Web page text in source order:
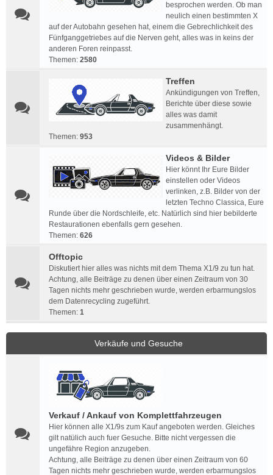
besprochen werden. Ob man
neulich einen bestimmten X
auf der Autobahn gesehen hat, einem die Gebrechlichkeit des
Fünfganggetriebes auf die Nerven geht, alles was in keins der
anderen Foren reinpasst.
Themen: 2580
Treffen
Ankündigungen von Treffen,
Berichte über diese sowie
alles was damit
zusammenhängt.
Themen: 953
Videos & Bilder
Hier könnt Ihr Eure Bilder
einstellen oder Videos
verlinken, z.B. Bilder von der
letzten Techno Classica, Eure
Runde über die Nordschleife, etc. Natürlich sind hier bebilderte
Restaurationen ebenfalls gern gesehen.
Themen: 626
Offtopic
Diskutiert hier alles was nichts mit dem Thema X1/9 zu tun hat.
Achtung, alle Beiträge zu denen über einen Zeitraum von 30
Tagen nichts mehr geschrieben wurde, werden erbarmungslos
dem Datenrecycling zugeführt.
Themen: 1
Verkäufe und Gesuche
Verkauf / Ankauf von Komplettfahrzeugen
Hier können alle X1/9s zum Kauf angeboten werden. Gleiches
gilt natülich auch fuer Gesuche. Bitte nicht vergessen die
ungefähre Region anzugeben.
Achtung, alle Beiträge zu denen über einen Zeitraum von 60
Tagen nichts mehr geschrieben wurde, werden erbarmungslos